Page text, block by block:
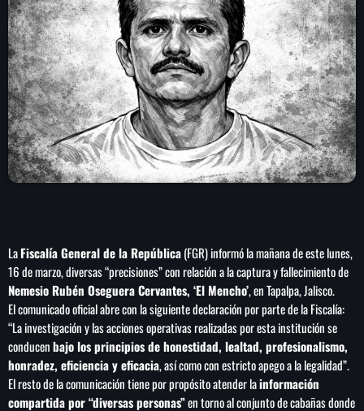
play_arrow LA CAMPESINA GEORGIA
INICIO
NOTAS
RANKING
PUBLICIDAD
HISTORIA
SEARCH
LaFiscalía General de la República(FGR) informó la mañana de este lunes,
16 de marzo, diversas “precisiones” con relación a la captura y fallecimiento de
Nemesio Rubén Oseguera Cervantes, ‘El Mencho’, en Tapalpa, Jalisco.
El comunicado oficial abre con la siguiente declaración por parte de la Fiscalía:
“La investigación y las acciones operativas realizadas por esta institución se
conducenbajo los principios de honestidad, lealtad, profesionalismo,
honradez, eficiencia y eficacia, así como con estricto apego a la legalidad”.
El resto de la comunicación tiene por propósito atender lainformación
compartida por “diversas personas”en torno al conjunto de cabañas donde